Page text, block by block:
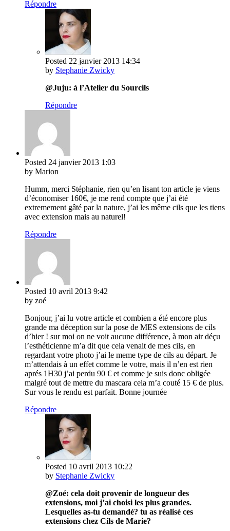
Répondre
Posted 22 janvier 2013 14:34
by Stephanie Zwicky
@Juju: à l’Atelier du Sourcils
Répondre
Posted 24 janvier 2013 1:03
by Marion
Humm, merci Stéphanie, rien qu’en lisant ton article je viens
d’économiser 160€, je me rend compte que j’ai été
extremement gâté par la nature, j’ai les même cils que les tiens
avec extension mais au naturel!
Répondre
Posted 10 avril 2013 9:42
by zoé
Bonjour, j’ai lu votre article et combien a été encore plus
grande ma déception sur la pose de MES extensions de cils
d’hier ! sur moi on ne voit aucune différence, à mon air déçu
l’esthéticienne m’a dit que cela venait de mes cils, en
regardant votre photo j’ai le meme type de cils au départ. Je
m’attendais à un effet comme le votre, mais il n’en est rien
aprés 1H30 j’ai perdu 90 € et comme je suis donc obligée
malgré tout de mettre du mascara cela m’a couté 15 € de plus.
Sur vous le rendu est parfait. Bonne journée
Répondre
Posted 10 avril 2013 10:22
by Stephanie Zwicky
@Zoé: cela doit provenir de longueur des
extensions, moi j’ai choisi les plus grandes.
Lesquelles as-tu demandé? tu as réalisé ces
extensions chez Cils de Marie?